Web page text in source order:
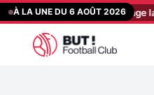
Aller
au
contenu
À LA UNE DU 6 AOÛT 2026
règlement change la donne en